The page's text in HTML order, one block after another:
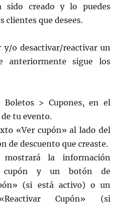
sido creado y lo puedes
clientes que desees.
y/o desactivar/reactivar un
anteriormente sigue los
Boletos > Cupones, en el
tu evento.
«Ver cupón» al lado del
de descuento que creaste.
la información
cupón y un botón de
(si está activo) o un
Cupón» (si